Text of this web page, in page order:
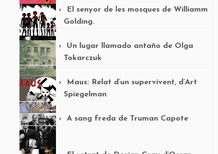
El senyor de les mosques de Williamm
Golding.
Un lugar llamado antaño de Olga
Tokarczuk
Maus: Relat d’un supervivent, d’Art
Spiegelman
A sang freda de Truman Capote